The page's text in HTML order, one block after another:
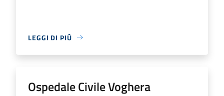
LEGGI DI PIÙ
Ospedale Civile Voghera